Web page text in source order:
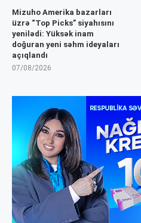
Mizuho Amerika bazarları
üzrə “Top Picks” siyahısını
yenilədi: Yüksək inam
doğuran yeni səhm ideyaları
açıqlandı
07/08/2026